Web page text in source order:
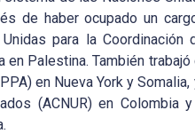
de haber ocupado un
para la Coordinación
Palestina. También
en Nueva York y
(ACNUR) en Colombia